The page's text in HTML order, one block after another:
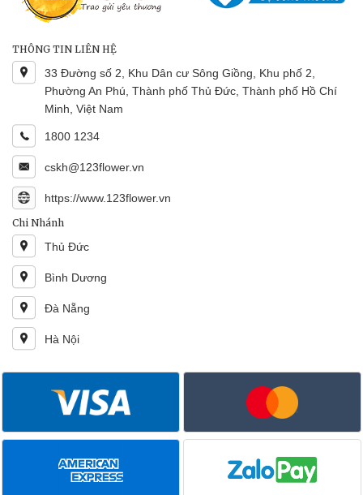
THÔNG TIN LIÊN HỆ
33 Đường số 2, Khu Dân cư Sông Giồng, Khu phố 2,
Phường An Phú, Thành phố Thủ Đức, Thành phố Hồ Chí
Minh, Việt Nam
1800 1234
cskh@123flower.vn
https://www.123flower.vn
Chi Nhánh
Thủ Đức
Bình Dương
Đà Nẵng
Hà Nội